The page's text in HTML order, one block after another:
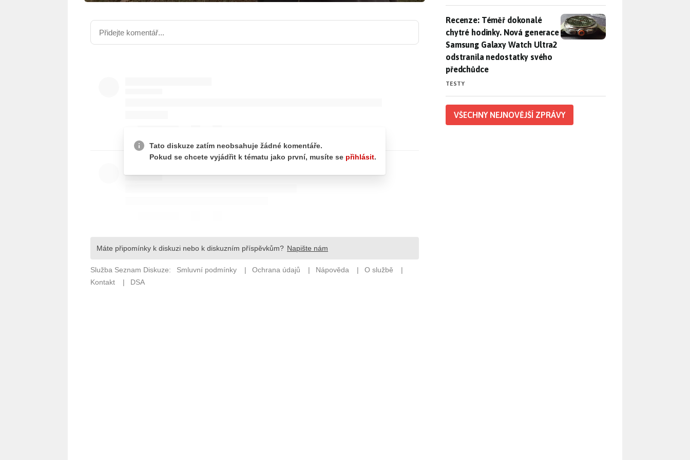
Recenze: Téměř dokonalé chytré hodinky. Nová generace
Recenze: Téměř dokonalé
chytré hodinky. Nová generace
Samsung Galaxy Watch Ultra2
odstranila nedostatky svého
předchůdce
TESTY
VŠECHNY NEJNOVĚJŠÍ ZPRÁVY